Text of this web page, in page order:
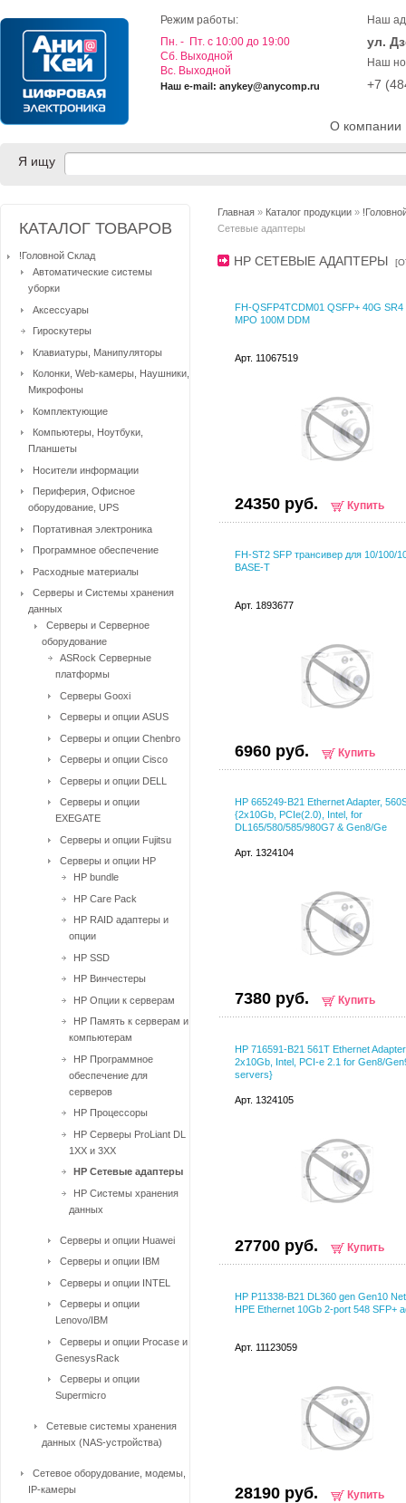
О компании
Режим работы:
Пн. - Пт. с 10:00 до 19:00
Cб. Выходной
Вс. Выходной
Наш e-mail: anykey@anycomp.ru
Наш
ул.
Наш
+7
Я ищу
Главная » Каталог продукции »
Сетевые адаптеры
HP СЕТЕВЫЕ АДАПТЕРЫ [
FH-QSFP4TCDM01 QSFP+ 40G SR4
MPO 100M DDM
Арт. 11067519
24350 руб. Купить
FH-ST2 SFP трансивер для 10/100/
BASE-T
Арт. 1893677
6960 руб. Купить
HP 665249-B21 Ethernet Adapter,
{2x10Gb, PCIe(2.0), Intel, for
DL165/580/585/980G7 & Gen8/Ge
Арт. 1324104
7380 руб. Купить
HP 716591-B21 561T Ethernet
2x10Gb, Intel, PCI-e 2.1 for Gen8/
servers}
Арт. 1324105
27700 руб. Купить
HP P11338-B21 DL360 gen Gen10
HPE Ethernet 10Gb 2-port 548 SFP+
Арт. 11123059
28190 руб. Купить
КАТАЛОГ ТОВАРОВ
!Головной Склад
Автоматические системы
уборки
Аксессуары
Гироскутеры
Клавиатуры, Манипуляторы
Колонки, Web-камеры, Наушники,
Микрофоны
Комплектующие
Компьютеры, Ноутбуки,
Планшеты
Носители информации
Периферия, Офисное
оборудование, UPS
Портативная электроника
Программное обеспечение
Расходные материалы
Серверы и Системы хранения
данных
Серверы и Серверное
оборудование
ASRock Серверные
платформы
Серверы Gooxi
Серверы и опции ASUS
Серверы и опции Chenbro
Серверы и опции Cisco
Серверы и опции DELL
Серверы и опции
EXEGATE
Серверы и опции Fujitsu
Серверы и опции HP
HP bundle
HP Care Pack
HP RAID адаптеры и
опции
HP SSD
HP Винчестеры
HP Опции к серверам
HP Память к серверам и
компьютерам
HP Программное
обеспечение для
серверов
HP Процессоры
HP Серверы ProLiant DL
1XX и 3XX
HP Сетевые адаптеры
HP Системы хранения
данных
Серверы и опции Huawei
Серверы и опции IBM
Серверы и опции INTEL
Серверы и опции
Lenovo/IBM
Серверы и опции Procase и
GenesysRack
Серверы и опции
Supermicro
Сетевые системы хранения
данных (NAS-устройства)
Сетевое оборудование, модемы,
IP-камеры